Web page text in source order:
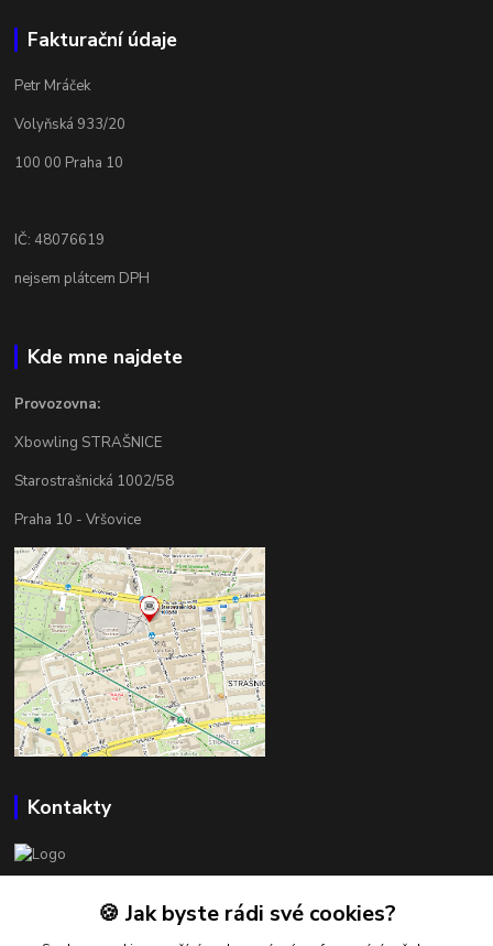
Fakturační údaje
Petr Mráček
Volyňská 933/20
100 00 Praha 10
IČ: 48076619
nejsem plátcem DPH
Kde mne najdete
Provozovna:
Xbowling STRAŠNICE
Starostrašnická 1002/58
Praha 10 - Vršovice
Kontakty
Petr Mráček
🍪 Jak byste rádi své cookies?